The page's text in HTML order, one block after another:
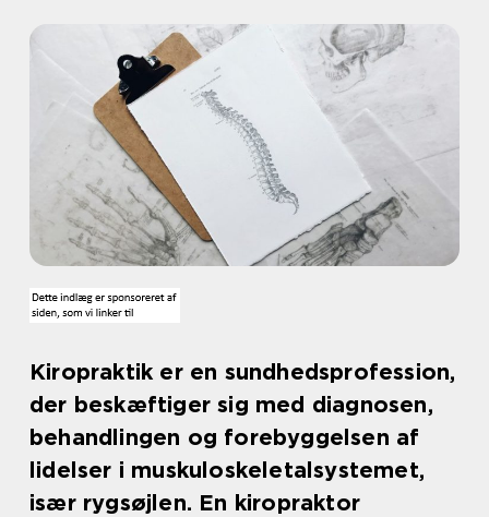
Kiropraktik er en sundhedsprofession,
der beskæftiger sig med diagnosen,
behandlingen og forebyggelsen af
lidelser i muskuloskeletalsystemet,
især rygsøjlen. En kiropraktor